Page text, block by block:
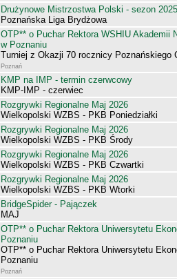
Drużynowe Mistrzostwa Polski - sezon
Poznańska Liga Brydżowa
OTP** o Puchar Rektora WSHIU Akademii
w Poznaniu
Turniej z Okazji 70 rocznicy Poznańskiego
Poznań
KMP na IMP - termin czerwcowy
KMP-IMP - czerwiec
Rozgrywki Regionalne Maj 2026
Wielkopolski WZBS - PKB Poniedziałki
Rozgrywki Regionalne Maj 2026
Wielkopolski WZBS - PKB Środy
Rozgrywki Regionalne Maj 2026
Wielkopolski WZBS - PKB Czwartki
Rozgrywki Regionalne Maj 2026
Wielkopolski WZBS - PKB Wtorki
BridgeSpider - Pajączek
MAJ
OTP** o Puchar Rektora Uniwersytetu
Poznaniu
OTP** o Puchar Rektora Uniwersytetu
Poznaniu
Poznań